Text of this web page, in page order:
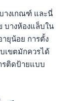
างเกณฑ์ และนี่
บางห้องแล็บใน
ยุน้อย การตั้ง
เขตมักควรได้
รติดป้ายแบบ